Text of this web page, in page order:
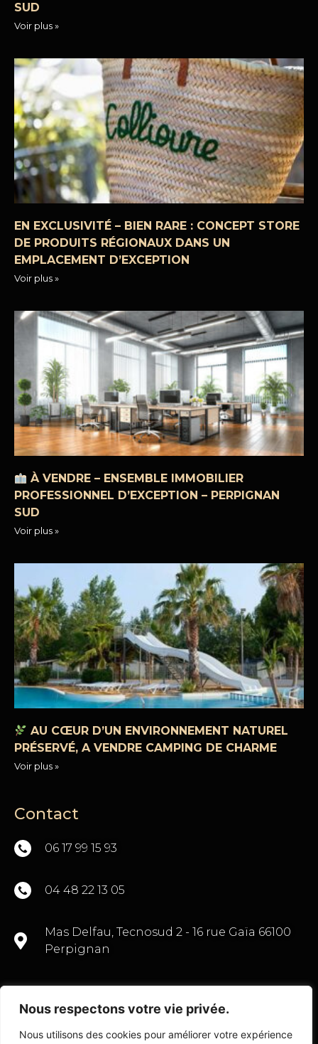
Nous respectons votre vie privée.
Nous utilisons des cookies pour améliorer votre expérience
SUD
Voir plus »
EN EXCLUSIVITÉ – BIEN RARE : CONCEPT STORE
DE PRODUITS RÉGIONAUX DANS UN
EMPLACEMENT D’EXCEPTION
Voir plus »
À VENDRE – ENSEMBLE IMMOBILIER
PROFESSIONNEL D’EXCEPTION – PERPIGNAN
SUD
Voir plus »
AU CŒUR D’UN ENVIRONNEMENT NATUREL
PRÉSERVÉ, A VENDRE CAMPING DE CHARME
Voir plus »
Contact
06 17 99 15 93
04 48 22 13 05
Mas Delfau, Tecnosud 2 - 16 rue Gaïa 66100
Perpignan
CONTACTEZ-NOUS